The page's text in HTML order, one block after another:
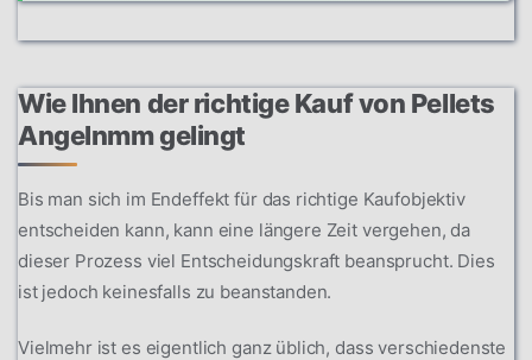
Wie Ihnen der richtige Kauf von Pellets
Angelnmm gelingt
Bis man sich im Endeffekt für das richtige Kaufobjektiv
entscheiden kann, kann eine längere Zeit vergehen, da
dieser Prozess viel Entscheidungskraft beansprucht. Dies
ist jedoch keinesfalls zu beanstanden.
Vielmehr ist es eigentlich ganz üblich, dass verschiedenste